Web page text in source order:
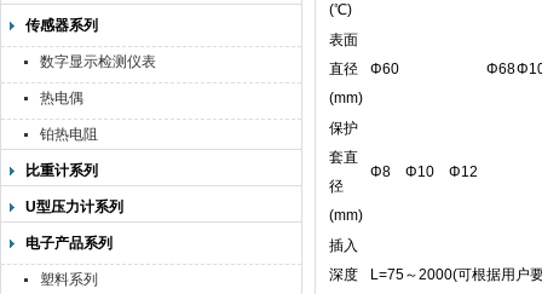
传感器系列
数字显示检测仪表
热电偶
铂热电阻
比重计系列
U型压力计系列
电子产品系列
塑料系列
(℃)
表面
直径
(mm)
Φ60 Φ68
保护
套直
径
(mm)
Φ8 Φ10 Φ12
插入
深度
L=75～2000(可根据用户